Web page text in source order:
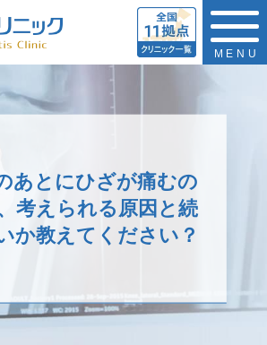
MENU
あとにひざが痛むの
考えられる原因と続
か教えてください？